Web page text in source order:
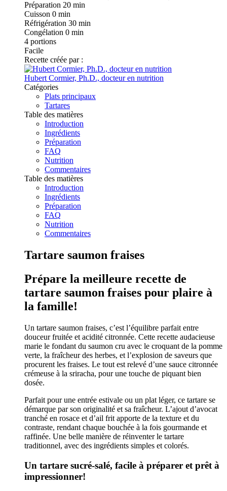
Préparation 20 min
Cuisson 0 min
Réfrigération 30 min
Congélation 0 min
4 portions
Facile
Recette créée par :
Hubert Cormier, Ph.D., docteur en nutrition
Catégories
Plats principaux
Tartares
Table des matières
Introduction
Ingrédients
Préparation
FAQ
Nutrition
Commentaires
Table des matières
Introduction
Ingrédients
Préparation
FAQ
Nutrition
Commentaires
Tartare saumon fraises
Prépare la meilleure recette de
tartare saumon fraises pour plaire à
la famille!
Un tartare saumon fraises, c’est l’équilibre parfait entre
douceur fruitée et acidité citronnée. Cette recette audacieuse
marie le fondant du saumon cru avec le croquant de la pomme
verte, la fraîcheur des herbes, et l’explosion de saveurs que
procurent les fraises. Le tout est relevé d’une sauce citronnée
crémeuse à la sriracha, pour une touche de piquant bien
dosée.
Parfait pour une entrée estivale ou un plat léger, ce tartare se
démarque par son originalité et sa fraîcheur. L’ajout d’avocat
tranché en rosace et d’ail frit apporte de la texture et du
contraste, rendant chaque bouchée à la fois gourmande et
raffinée. Une belle manière de réinventer le tartare
traditionnel, avec des ingrédients simples et colorés.
Un tartare sucré-salé, facile à préparer et prêt à
impressionner!